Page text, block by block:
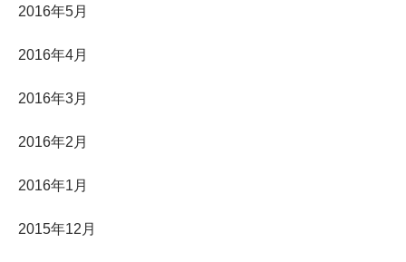
2016年5月
2016年4月
2016年3月
2016年2月
2016年1月
2015年12月